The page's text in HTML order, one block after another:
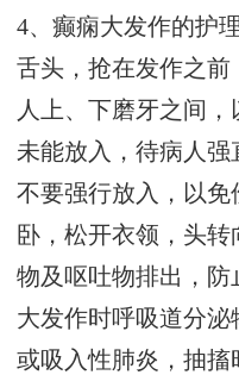
4、癫痫大发作的护
舌头，抢在发作之
人上、下磨牙之间
未能放入，待病人强
不要强行放入，以
卧，松开衣领，头
物及呕吐物排出，防
大发作时呼吸道分
或吸入性肺炎，抽